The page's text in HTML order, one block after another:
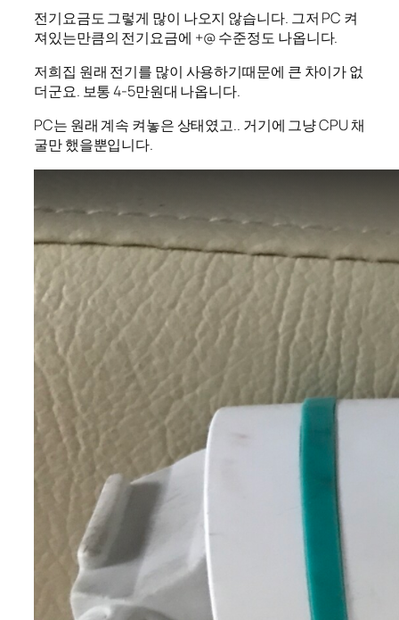
전기요금도 그렇게 많이 나오지 않습니다. 그저 PC 켜
져있는만큼의 전기요금에 +@ 수준정도 나옵니다.
저희집 원래 전기를 많이 사용하기때문에 큰 차이가 없
더군요. 보통 4-5만원대 나옵니다.
PC는 원래 계속 켜놓은 상태였고.. 거기에 그냥 CPU 채
굴만 했을뿐입니다.